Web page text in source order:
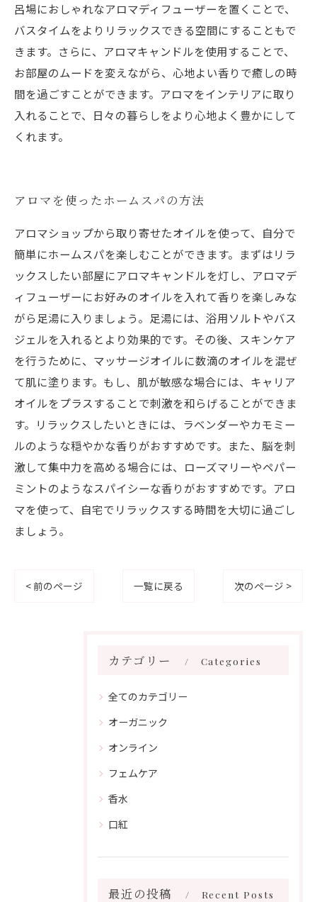
呂場におしゃれなアロマディフューザーを置くことで、
バスタイムをよりリラックスできる空間にすることもで
きます。さらに、アロマキャンドルを使用することで、
お部屋のムードを変えながら、心地よい香りで癒しの時
間を過ごすことができます。アロマをインテリアに取り
入れることで、日々の暮らしをより心地よく豊かにして
くれます。
アロマを使ったホームスパの方法
アロマショップから取り寄せたオイルを使って、自分で
簡単にホームスパを楽しむことができます。まずはリラ
ックスしたい部屋にアロマキャンドルを灯し、アロマデ
ィフューザーにお好みのオイルを入れて香りを楽しみな
がら足湯に入りましょう。足湯には、浴用ソルトやバス
ジェルを入れるとより効果的です。その後、スキンケア
を行うために、マッサージオイルに数滴のオイルを混ぜ
て肌に塗ります。もし、肌が敏感な場合には、キャリア
オイルをプラスすることで刺激を和らげることができま
す。リラックスしたいときには、ラベンダーやカモミー
ルのような穏やかな香りがおすすめです。また、脳を刺
激して集中力を高める場合には、ローズマリーやペパー
ミントのようなスパイシーな香りがおすすめです。アロ
マを使って、自宅でリラックスする時間を大切に過ごし
ましょう。
< 前のページ 一覧に戻る 次のページ >
カテゴリー Categories
全てのカテゴリー
オーガニック
オンライン
フェムケア
香水
口紅
最近の投稿 Recent Posts